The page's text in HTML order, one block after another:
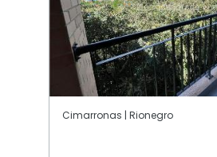
Cimarronas | Rionegro